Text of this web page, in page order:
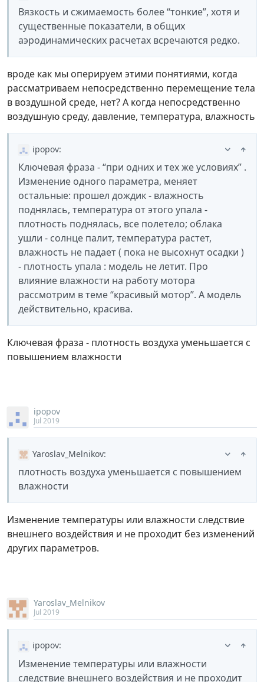
Вязкость и сжимаемость более “тонкие”, хотя и
существенные показатели, в общих
аэродинамических расчетах всречаются редко.
вроде как мы оперируем этими понятиями, когда
рассматриваем непосредственно перемещение тела
в воздушной среде, нет? А когда непосредственно
воздушную среду, давление, температура, влажность
ipopov:
Ключевая фраза - “при одних и тех же условиях” .
Изменение одного параметра, меняет
остальные: прошел дождик - влажность
поднялась, температура от этого упала -
плотность поднялась, все полетело; облака
ушли - солнце палит, температура растет,
влажность не падает ( пока не высохнут осадки )
- плотность упала : модель не летит. Про
влияние влажности на работу мотора
рассмотрим в теме “красивый мотор”. А модель
действительно, красива.
Ключевая фраза - плотность воздуха уменьшается с
повышением влажности
ipopov
Jul 2019
Yaroslav_Melnikov:
плотность воздуха уменьшается с повышением
влажности
Изменение температуры или влажности следствие
внешнего воздействия и не проходит без изменений
других параметров.
Yaroslav_Melnikov
Jul 2019
ipopov:
Изменение температуры или влажности
следствие внешнего воздействия и не проходит